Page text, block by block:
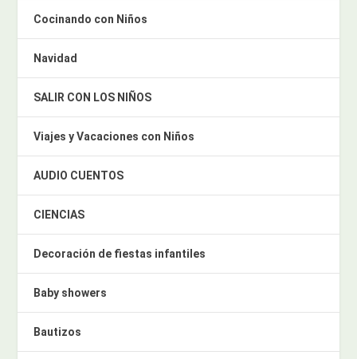
Cocinando con Niños
Navidad
SALIR CON LOS NIÑOS
Viajes y Vacaciones con Niños
AUDIO CUENTOS
CIENCIAS
Decoración de fiestas infantiles
Baby showers
Bautizos